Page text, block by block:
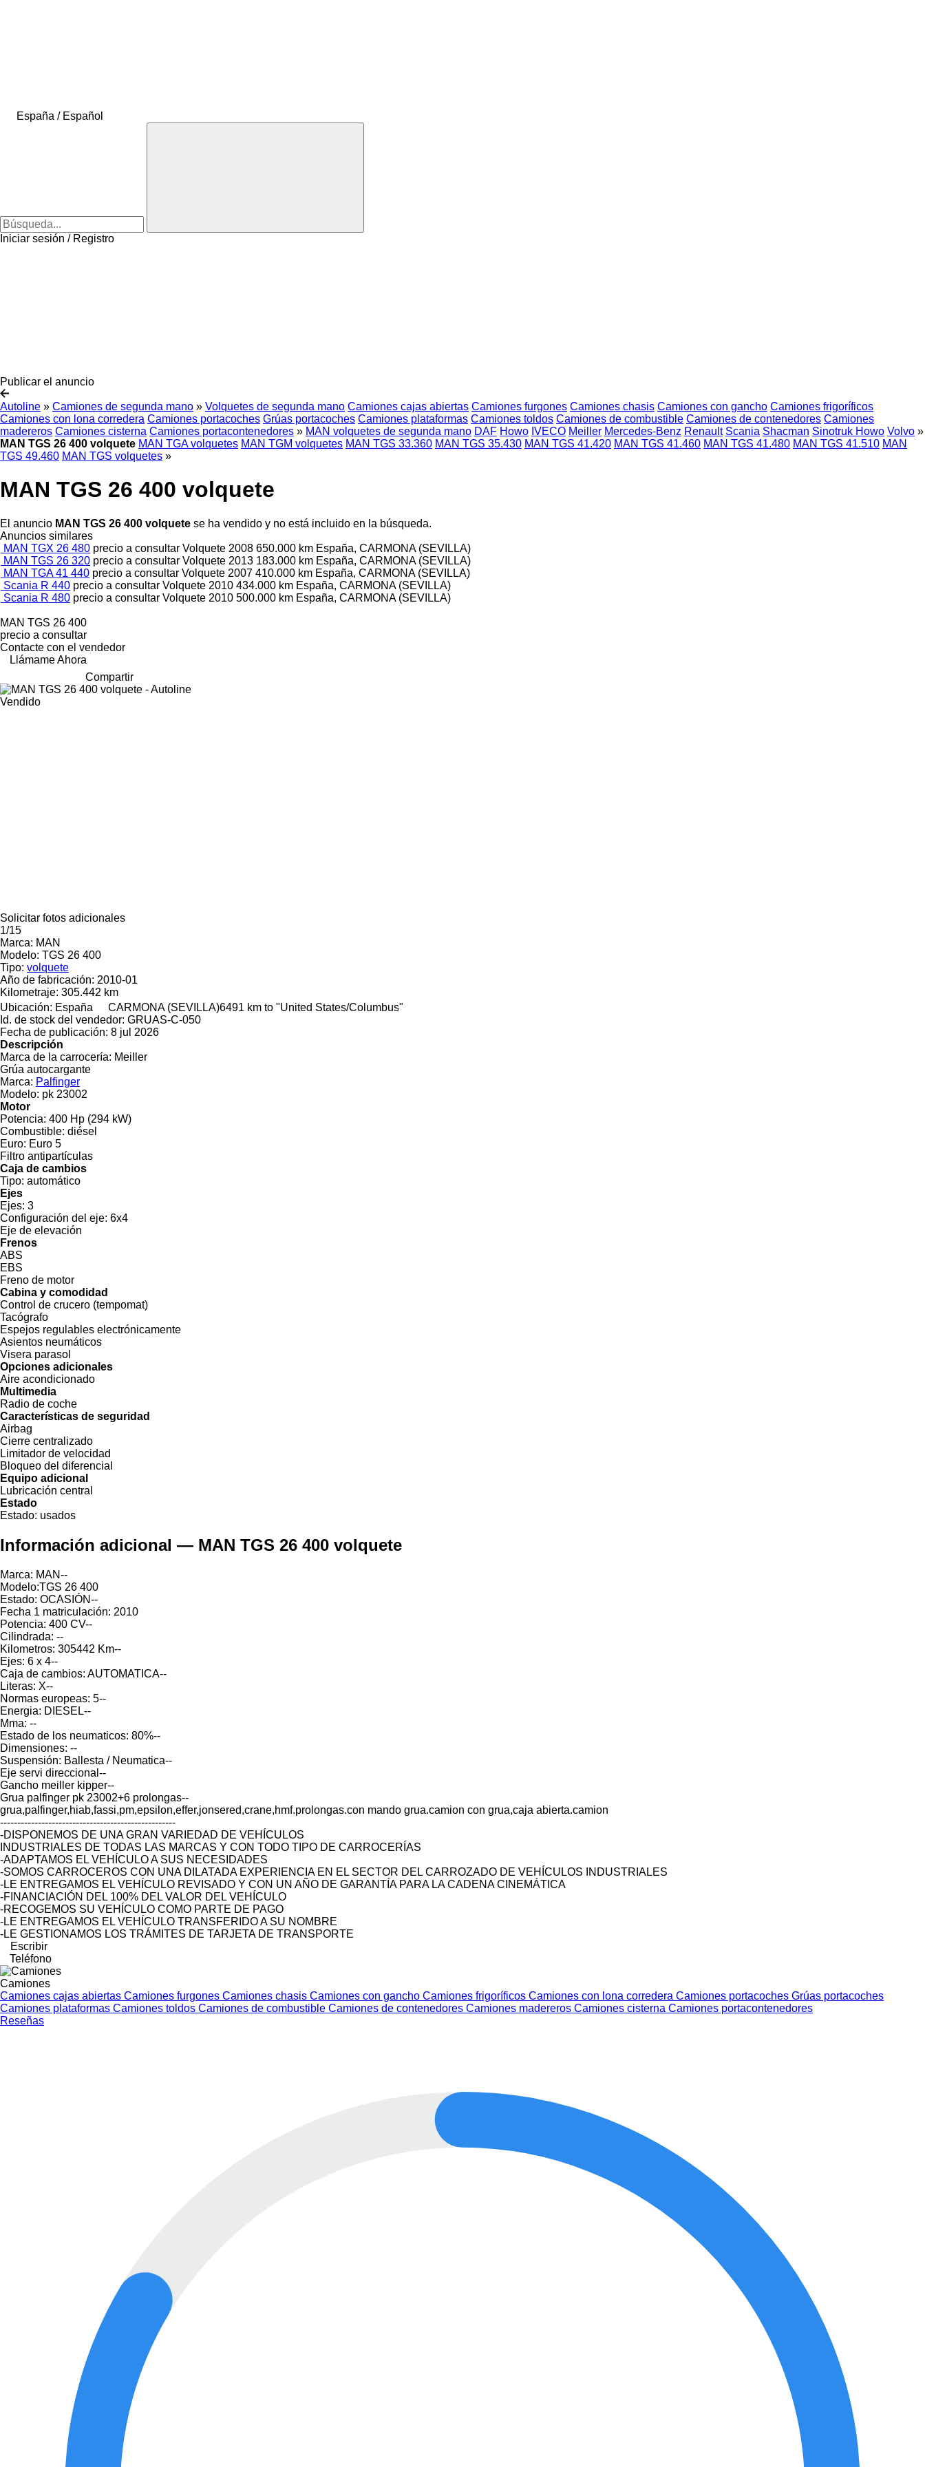
España / Español
Iniciar sesión / Registro
Publicar el anuncio
Autoline » Camiones de segunda mano » Volquetes de segunda mano Camiones cajas abiertas Camiones furgones Camiones chasis Camiones con gancho Camiones frigoríficos
Camiones con lona corredera Camiones portacoches Grúas portacoches Camiones plataformas Camiones toldos Camiones de combustible Camiones de contenedores Camiones
madereros Camiones cisterna Camiones portacontenedores » MAN volquetes de segunda mano DAF Howo IVECO Meiller Mercedes-Benz Renault Scania Shacman Sinotruk Howo Volvo »
MAN TGS 26 400 volquete MAN TGA volquetes MAN TGM volquetes MAN TGS 33.360 MAN TGS 35.430 MAN TGS 41.420 MAN TGS 41.460 MAN TGS 41.480 MAN TGS 41.510 MAN
TGS 49.460 MAN TGS volquetes »
MAN TGS 26 400 volquete
El anuncio MAN TGS 26 400 volquete se ha vendido y no está incluido en la búsqueda.
Anuncios similares
MAN TGX 26 480 precio a consultar Volquete 2008 650.000 km España, CARMONA (SEVILLA)
MAN TGS 26 320 precio a consultar Volquete 2013 183.000 km España, CARMONA (SEVILLA)
MAN TGA 41 440 precio a consultar Volquete 2007 410.000 km España, CARMONA (SEVILLA)
Scania R 440 precio a consultar Volquete 2010 434.000 km España, CARMONA (SEVILLA)
Scania R 480 precio a consultar Volquete 2010 500.000 km España, CARMONA (SEVILLA)
MAN TGS 26 400
precio a consultar
Contacte con el vendedor
Llámame Ahora
Compartir
Vendido
Solicitar fotos adicionales
1/15
Marca: MAN
Modelo: TGS 26 400
Tipo: volquete
Año de fabricación: 2010-01
Kilometraje: 305.442 km
Ubicación: España CARMONA (SEVILLA)6491 km to "United States/Columbus"
Id. de stock del vendedor: GRUAS-C-050
Fecha de publicación: 8 jul 2026
Descripción
Marca de la carrocería: Meiller
Grúa autocargante
Marca: Palfinger
Modelo: pk 23002
Motor
Potencia: 400 Hp (294 kW)
Combustible: diésel
Euro: Euro 5
Filtro antipartículas
Caja de cambios
Tipo: automático
Ejes
Ejes: 3
Configuración del eje: 6x4
Eje de elevación
Frenos
ABS
EBS
Freno de motor
Cabina y comodidad
Control de crucero (tempomat)
Tacógrafo
Espejos regulables electrónicamente
Asientos neumáticos
Visera parasol
Opciones adicionales
Aire acondicionado
Multimedia
Radio de coche
Características de seguridad
Airbag
Cierre centralizado
Limitador de velocidad
Bloqueo del diferencial
Equipo adicional
Lubricación central
Estado
Estado: usados
Información adicional — MAN TGS 26 400 volquete
Marca: MAN--
Modelo:TGS 26 400
Estado: OCASIÓN--
Fecha 1 matriculación: 2010
Potencia: 400 CV--
Cilindrada: --
Kilometros: 305442 Km--
Ejes: 6 x 4--
Caja de cambios: AUTOMATICA--
Literas: X--
Normas europeas: 5--
Energia: DIESEL--
Mma: --
Estado de los neumaticos: 80%--
Dimensiones: --
Suspensión: Ballesta / Neumatica--
Eje servi direccional--
Gancho meiller kipper--
Grua palfinger pk 23002+6 prolongas--
grua,palfinger,hiab,fassi,pm,epsilon,effer,jonsered,crane,hmf.prolongas.con mando grua.camion con grua,caja abierta.camion
---------------------------------------------------
-DISPONEMOS DE UNA GRAN VARIEDAD DE VEHÍCULOS
INDUSTRIALES DE TODAS LAS MARCAS Y CON TODO TIPO DE CARROCERÍAS
-ADAPTAMOS EL VEHÍCULO A SUS NECESIDADES
-SOMOS CARROCEROS CON UNA DILATADA EXPERIENCIA EN EL SECTOR DEL CARROZADO DE VEHÍCULOS INDUSTRIALES
-LE ENTREGAMOS EL VEHÍCULO REVISADO Y CON UN AÑO DE GARANTÍA PARA LA CADENA CINEMÁTICA
-FINANCIACIÓN DEL 100% DEL VALOR DEL VEHÍCULO
-RECOGEMOS SU VEHÍCULO COMO PARTE DE PAGO
-LE ENTREGAMOS EL VEHÍCULO TRANSFERIDO A SU NOMBRE
-LE GESTIONAMOS LOS TRÁMITES DE TARJETA DE TRANSPORTE
Escribir
Teléfono
Camiones
Camiones cajas abiertas Camiones furgones Camiones chasis Camiones con gancho Camiones frigoríficos Camiones con lona corredera Camiones portacoches Grúas portacoches
Camiones plataformas Camiones toldos Camiones de combustible Camiones de contenedores Camiones madereros Camiones cisterna Camiones portacontenedores
Reseñas